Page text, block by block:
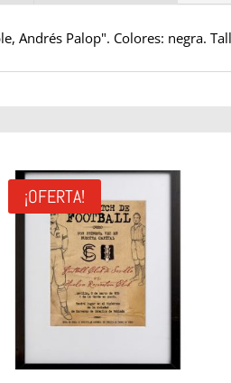
Andrés Palop". Colores: negra.
¡OFERTA!